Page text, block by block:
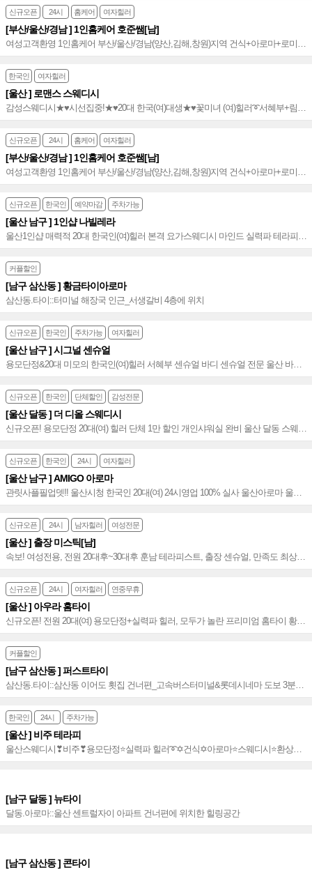
신규오픈 24시 홈케어 여자힐러
[부산/울산/경남 ] 1인홈케어 호준쌤[남]
여성고객환영 1인홈케어 부산/울산/경남(양산,김해,창원)지역 건식+아로마+로미
만족도 up 해운대홈케어 No.1~♥
한국인 여자힐러
[울산 ] 로맨스 스웨디시
감성스웨디시★♥️시선집중!★♥️20대 한국(여)대생★♥️꽃미녀 (여)힐러➰서혜부+림프
+감성센슈얼 조화 ➰프리미엄급 로맨스 센슈얼 힐링샵~♥️★
신규오픈 24시 홈케어 여자힐러
[부산/울산/경남 ] 1인홈케어 호준쌤[남]
여성고객환영 1인홈케어 부산/울산/경남(양산,김해,창원)지역 건식+아로마+로미
만족도 up 해운대 No.1~♥
신규오픈 한국인 예약마감 주차가능
[울산 남구 ] 1인샵 나빌레라
울산1인샵 매력적 20대 한국인(여)힐러 본격 요가스웨디시 마인드 실력파 테라피
No.1 울산스웨디시 끝판왕~♥
커플할인
[남구 삼산동 ] 황금타이아로마
삼산동.타이::터미널 해장국 인근_서생갈비 4층에 위치
신규오픈 한국인 주차가능 여자힐러
[울산 남구 ] 시그널 센슈얼
용모단정&20대 미모의 한국인(여)힐러 서혜부 센슈얼 바디 센슈얼 전문 울산 바디
센슈얼 절대강자 친절 마인드로 만족 힐링~♥
신규오픈 한국인 단체할인 감성전문
[울산 달동 ] 더 디올 스웨디시
신규오픈! 용모단정 20대(여) 힐러 단체 1만 할인 개인샤워실 완비 울산 달동 스웨디
시 전문~★
신규오픈 한국인 24시 여자힐러
[울산 남구 ] AMIGO 아로마
관릿사플필업뎃!! 울산시청 한국인 20대(여) 24시영업 100% 실사 울산아로마 울산
스웨디시 울산마사지 울센센슈얼 신규오픈~♥
신규오픈 24시 남자힐러 여성전문
[울산 ] 출장 미스틱[남]
속보! 여성전용, 전원 20대후~30대후 훈남 테라피스트, 출장 센슈얼, 만족도 최상의
전신 관리 프리미엄 스웨디시~♥
신규오픈 24시 여자힐러 연중무휴
[울산 ] 아우라 홈타이
신규오픈! 전원 20대(여) 용모단정+실력파 힐러, 모두가 놀란 프리미엄 홈타이 황제
코스 No.1~♥
커플할인
[남구 삼산동 ] 퍼스트타이
삼산동.타이::삼산동 이어도 횟집 건너편_고속버스터미널&롯데시네마 도보 3분거
리
한국인 24시 주차가능
[울산 ] 비주 테라피
울산스웨디시❣비주❣용모단정⭐️실력파 힐러➰✡건식✡아로마⭐️스웨디시⭐️환상적
조합⭐️믿고 찾는 울산 최고의 아로마샵~⭐️
[남구 달동 ] 뉴타이
달동.아로마::울산 센트럴자이 아파트 건너편에 위치한 힐링공간
[남구 삼산동 ] 콘타이